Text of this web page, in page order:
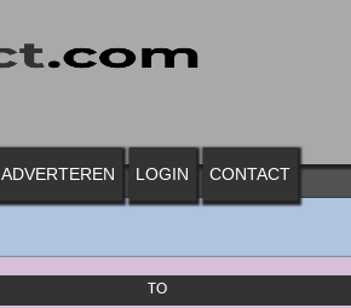
ADVERTEREN LOGIN CONTACT
TO